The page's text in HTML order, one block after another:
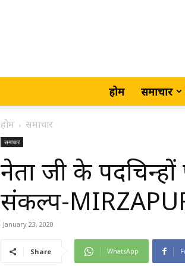
होम समाचार
होम समाचार
समाचार
नेता जी के
संकल्प-
January 23, 2020
Share WhatsApp